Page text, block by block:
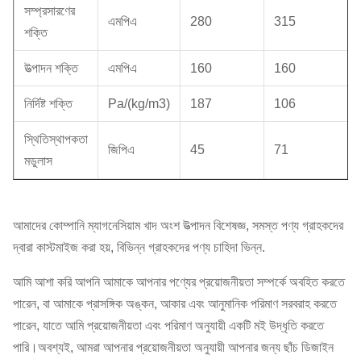
সম্প্রসারণের
শক্তি
এমপিএ 280 315
উত্পাদন শক্তি এমপিএ 160 160
নির্দিষ্ট শক্তি Pa/(kg/m3) 187 106
স্থিতিস্থাপকতা
মডুলাস
জিপিএ 45 71
আমাদের কোম্পানি ম্যাগনেসিয়াম খাদ অংশ উত্পাদন বিশেষজ্ঞ, সমস্ত পণ্য গ্রাহকদের
দ্বারা কাস্টমাইজ করা হয়, বিভিন্ন গ্রাহকদের পণ্য চাহিদা ভিন্ন.
আমি আশা করি আপনি আমাকে আপনার পণ্যের প্রয়োজনীয়তা সম্পর্কে অবহিত করতে
পারেন, বা আমাকে প্রাসঙ্গিক অঙ্কন, আকার এবং আনুমানিক পরিমাণ সরবরাহ করতে
পারেন, যাতে আমি প্রয়োজনীয়তা এবং পরিমাণ অনুযায়ী একটি মই উদ্ধৃতি করতে
পারি।অবশ্যই, আমরা আপনার প্রয়োজনীয়তা অনুযায়ী আপনার জন্য ছাঁচ ডিজাইন